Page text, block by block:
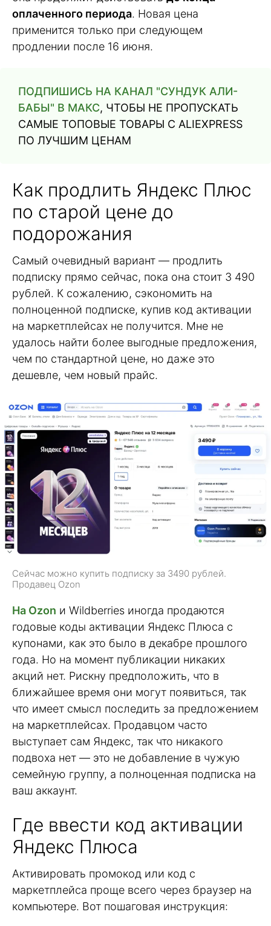
оплаченного периода. Новая цена
применится только при следующем
продлении после 16 июня.
ПОДПИШИСЬ НА КАНАЛ "СУНДУК АЛИ-
БАБЫ" В МАКС, ЧТОБЫ НЕ ПРОПУСКАТЬ
САМЫЕ ТОПОВЫЕ ТОВАРЫ С ALIEXPRESS
ПО ЛУЧШИМ ЦЕНАМ
Как продлить Яндекс Плюс
по старой цене до
подорожания
Самый очевидный вариант — продлить
подписку прямо сейчас, пока она стоит 3 490
рублей. К сожалению, сэкономить на
полноценной подписке, купив код активации
на маркетплейсах не получится. Мне не
удалось найти более выгодные предложения,
чем по стандартной цене, но даже это
дешевле, чем новый прайс.
Сейчас можно купить подписку за 3490 рублей.
Продавец Ozon
На Ozon и Wildberries иногда продаются
годовые коды активации Яндекс Плюса с
купонами, как это было в декабре прошлого
года. Но на момент публикации никаких
акций нет. Рискну предположить, что в
ближайшее время они могут появиться, так
что имеет смысл последить за предложением
на маркетплейсах. Продавцом часто
выступает сам Яндекс, так что никакого
подвоха нет — это не добавление в чужую
семейную группу, а полноценная подписка на
ваш аккаунт.
Где ввести код активации
Яндекс Плюса
Активировать промокод или код с
маркетплейса проще всего через браузер на
компьютере. Вот пошаговая инструкция: